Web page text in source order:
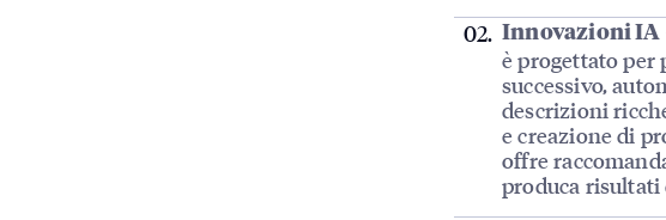
Innovazioni IA
è progettato per
successivo,
descrizioni
e creazione di
offre
produca risultati